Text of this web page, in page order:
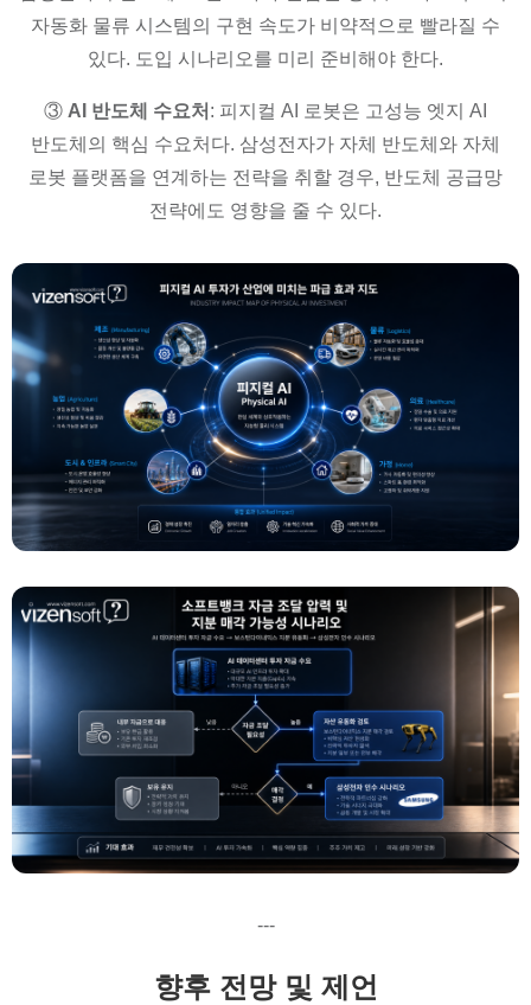
자동화 물류 시스템의 구현 속도가 비약적으로 빨라질 수
있다. 도입 시나리오를 미리 준비해야 한다.
③ AI 반도체 수요처 : 피지컬 AI 로봇은 고성능 엣지 AI
반도체의 핵심 수요처다. 삼성전자가 자체 반도체와 자체
로봇 플랫폼을 연계하는 전략을 취할 경우, 반도체 공급망
전략에도 영향을 줄 수 있다.
---
향후 전망 및 제언